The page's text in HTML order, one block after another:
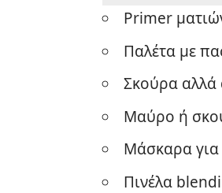
Primer
Παλέτα με
Σκούρα αλλά
Μαύρο ή
Μάσκαρα για
Πινέλα